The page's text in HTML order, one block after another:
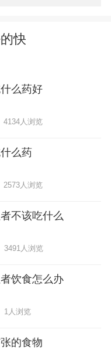
快
么药好
4134人浏览
么药
2573人浏览
不该吃什么
3491人浏览
饮食怎么办
1人浏览
的食物